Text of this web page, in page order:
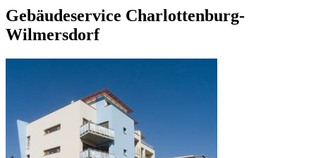
Gebäudeservice Charlottenburg-
Wilmersdorf